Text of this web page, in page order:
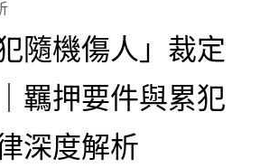
隨機傷人」裁定
羈押要件與累犯
深度解析